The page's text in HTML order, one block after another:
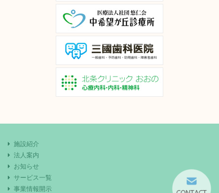
施設紹介
法人案内
お知らせ
サービス一覧
事業情報開示